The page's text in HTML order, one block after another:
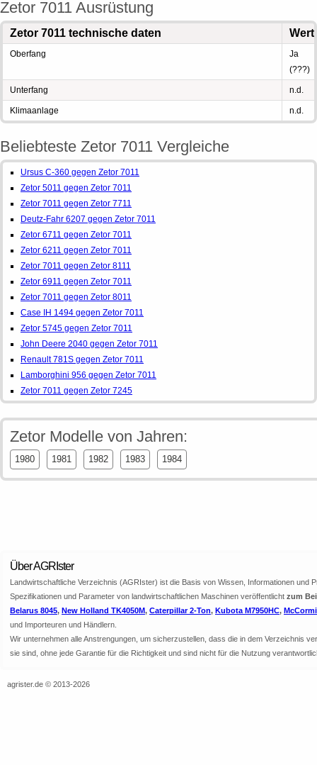
Zetor 7011 Ausrüstung
Zetor 7011 technische daten Wert
Oberfang
Ja
(???)
Unterfang n.d.
Klimaanlage n.d.
Beliebteste Zetor 7011 Vergleiche
Ursus C-360 gegen Zetor 7011
Zetor 5011 gegen Zetor 7011
Zetor 7011 gegen Zetor 7711
Deutz-Fahr 6207 gegen Zetor 7011
Zetor 6711 gegen Zetor 7011
Zetor 6211 gegen Zetor 7011
Zetor 7011 gegen Zetor 8111
Zetor 6911 gegen Zetor 7011
Zetor 7011 gegen Zetor 8011
Case IH 1494 gegen Zetor 7011
Zetor 5745 gegen Zetor 7011
John Deere 2040 gegen Zetor 7011
Renault 781S gegen Zetor 7011
Lamborghini 956 gegen Zetor 7011
Zetor 7011 gegen Zetor 7245
Zetor Modelle von Jahren:
1980 1981 1982 1983 1984
Über AGRIster
Landwirtschaftliche Verzeichnis (AGRIster) ist die Basis von Wissen, Informationen
Spezifikationen und Parameter von landwirtschaftlichen Maschinen veröffentlicht zum
Belarus 8045, New Holland TK4050M, Caterpillar 2-Ton, Kubota M7950HC,
und Importeuren und Händlern.
Wir unternehmen alle Anstrengungen, um sicherzustellen, dass die in dem Verzeichnis
sie sind, ohne jede Garantie für die Richtigkeit und sind nicht für die Nutzung
agrister.de © 2013-2026